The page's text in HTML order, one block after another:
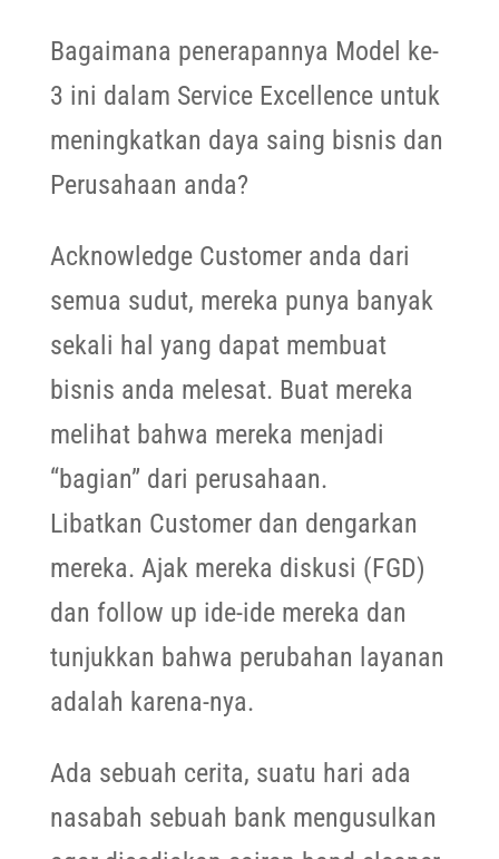
Bagaimana penerapannya Model ke-
3 ini dalam Service Excellence untuk
meningkatkan daya saing bisnis dan
Perusahaan anda?
Acknowledge Customer anda dari
semua sudut, mereka punya banyak
sekali hal yang dapat membuat
bisnis anda melesat. Buat mereka
melihat bahwa mereka menjadi
“bagian” dari perusahaan.
Libatkan Customer dan dengarkan
mereka. Ajak mereka diskusi (FGD)
dan follow up ide-ide mereka dan
tunjukkan bahwa perubahan layanan
adalah karena-nya.
Ada sebuah cerita, suatu hari ada
nasabah sebuah bank mengusulkan